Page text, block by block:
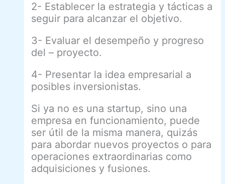
2- Establecer la estrategia y tácticas a
seguir para alcanzar el objetivo.
3- Evaluar el desempeño y progreso
del – proyecto.
4- Presentar la idea empresarial a
posibles inversionistas.
Si ya no es una startup, sino una
empresa en funcionamiento, puede
ser útil de la misma manera, quizás
para abordar nuevos proyectos o para
operaciones extraordinarias como
adquisiciones y fusiones.